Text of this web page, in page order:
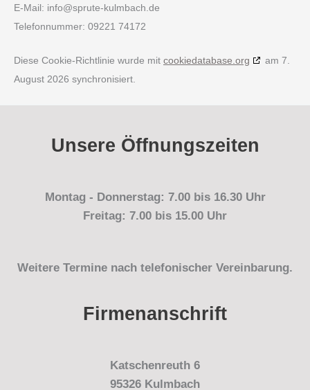
E-Mail: info@sprute-kulmbach.de
Telefonnummer: 09221 74172
Diese Cookie-Richtlinie wurde mit cookiedatabase.org
am 7.
August 2026 synchronisiert.
Unsere Öffnungszeiten
Montag - Donnerstag: 7.00 bis 16.30 Uhr
Freitag: 7.00 bis 15.00 Uhr
Weitere Termine nach telefonischer Vereinbarung.
Firmenanschrift
Katschenreuth 6
95326 Kulmbach